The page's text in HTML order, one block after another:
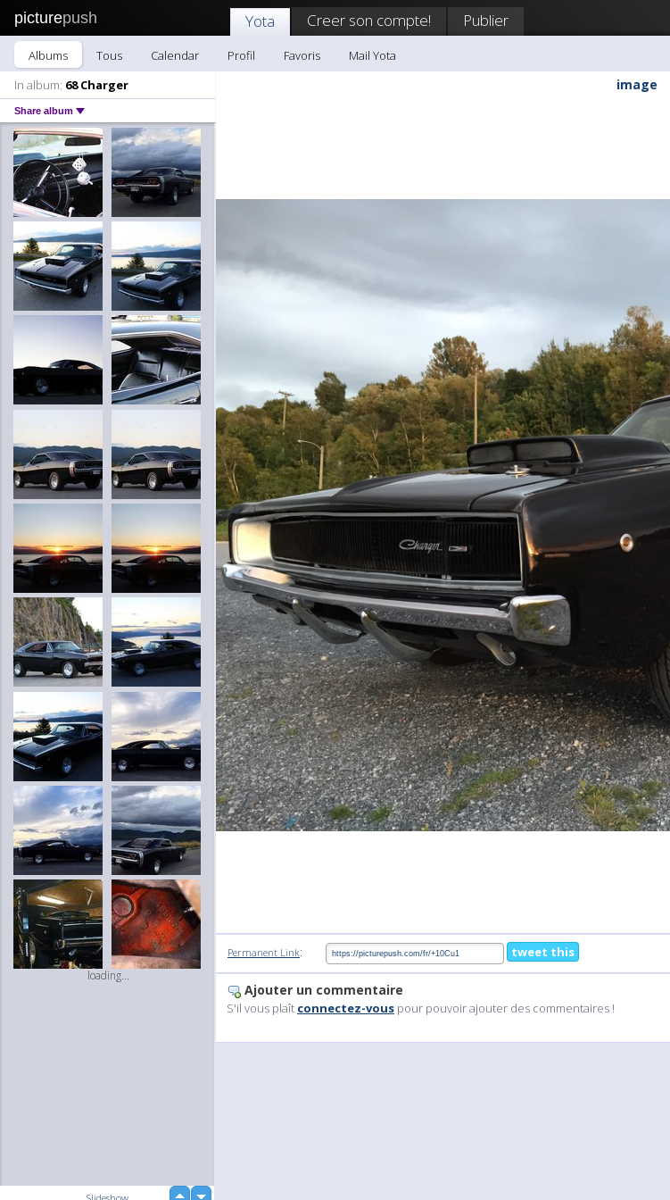
picturepush Yota Creer son compte! Publier
Albums Tous Calendar Profil Favoris
Mail Yota
In album: 68 Charger
Share album
loading...
image
Permanent Link: tweet this
Ajouter un commentaire
S'il vous plaît connectez-vous pour pouvoir ajouter des commentaires !